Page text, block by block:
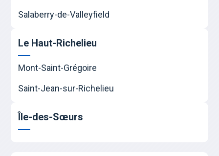
Salaberry-de-Valleyfield
Le Haut-Richelieu
Mont-Saint-Grégoire
Saint-Jean-sur-Richelieu
Île-des-Sœurs